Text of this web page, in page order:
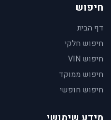
חיפוש
דף הבית
חיפוש חלקי
חיפוש VIN
חיפוש ממוקד
חיפוש חופשי